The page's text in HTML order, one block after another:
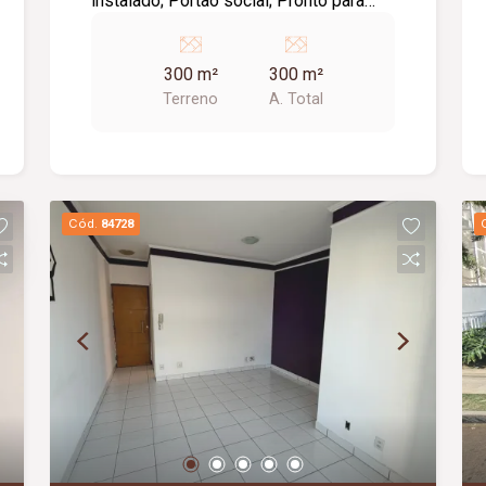
em constante valorização; Próximo a
comércios, escolas e diversos
300 m²
Terreno
300 m²
A. Total
Cód. 84728